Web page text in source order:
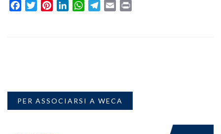
FacebookTwitterPinterestLinkedInWhatsAppTelegram
Email
PER ASSOCIARSI A WECA